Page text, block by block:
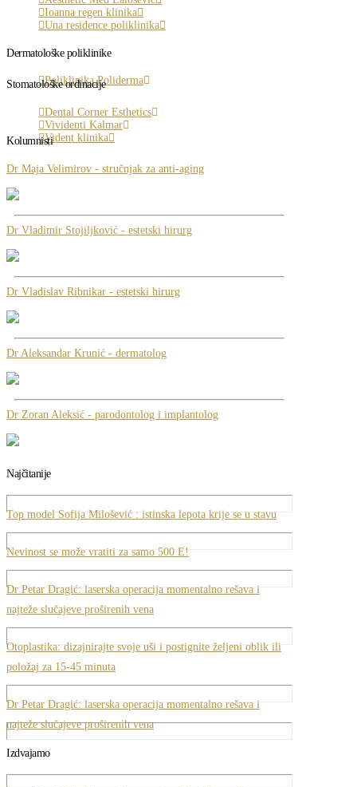
Ioanna regen klinika
Una residence poliklinika
Dermatološke poliklinike
Poliklinika Poliderma
Stomatološke ordinacije
Dental Corner Esthetics
Vividenti Kalmar
Vident klinika
Kolumnisti
Dr Maja Velimirov - stručnjak za anti-aging
Dr Vladimir Stojiljković - estetski hirurg
Dr Vladislav Ribnikar - estetski hirurg
Dr Aleksandar Krunić - dermatolog
Dr Zoran Aleksić - parodontolog i implantolog
Najčitanije
Top model Sofija Milošević : istinska lepota krije se u stavu
Nevinost se može vratiti za samo 500 E!
Dr Petar Dragić: laserska operacija momentalno rešava i
najteže slučajeve proširenih vena
Otoplastika: dizajnirajte svoje uši i postignite željeni oblik ili
položaj za 15-45 minuta
Dr Petar Dragić: laserska operacija momentalno rešava i
najteže slučajeve proširenih vena
Izdvajamo